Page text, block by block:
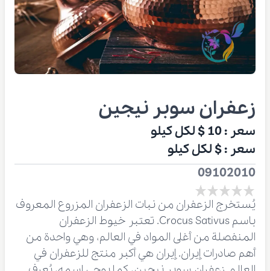
زعفران سوبر نيجين
سعر :
لكل كيلو
سعر :$لكل كيلو
09102010
يُستخرج الزعفران من نبات الزعفران المزروع المعروف
باسم Crocus Sativus. تعتبر خيوط الزعفران
المنفصلة من أغلى المواد في العالم، وهي واحدة من
أهم صادرات إيران. إيران هي أكبر منتج للزعفران في